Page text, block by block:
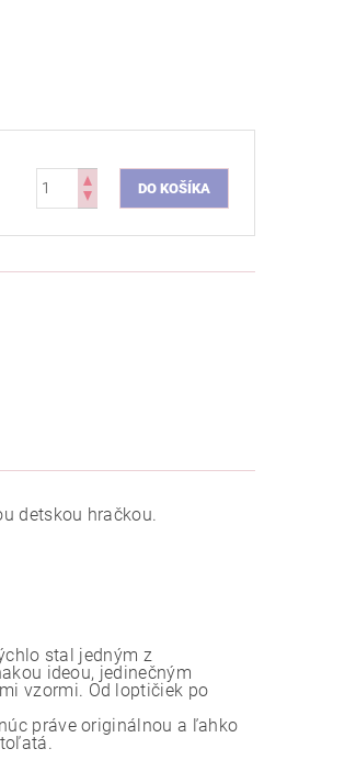
detskou hračkou.
stal jedným z
ideou, jedinečným
vzormi. Od loptičiek po
práve originálnou a ľahko